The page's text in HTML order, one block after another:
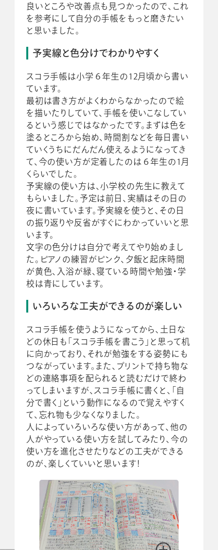
良いところや改善点も見つかったので、これ
を参考にして自分の手帳をもっと磨きたい
と思いました。
予実線と色分けでわかりやすく
スコラ手帳は小学６年生の12月頃から書い
ています。
最初は書き方がよくわからなかったので絵
を描いたりしていて、手帳を使いこなしてい
るという感じではなかったです。まずは色を
塗るところから始め、時間割などを毎日書い
ていくうちにだんだん使えるようになってき
て、今の使い方が定着したのは６年生の1月
くらいでした。
予実線の使い方は、小学校の先生に教えて
もらいました。予定は前日、実績はその日の
夜に書いています。予実線を使うと、その日
の振り返りや反省がすぐにわかっていいと思
います。
文字の色分けは自分で考えてやり始めまし
た。ピアノの練習がピンク、夕飯と起床時間
が黄色、入浴が緑、寝ている時間や勉強・学
校は青にしています。
いろいろな工夫ができるのが楽しい
スコラ手帳を使うようになってから、土日な
どの休日も「スコラ手帳を書こう」と思って机
に向かっており、それが勉強をする姿勢にも
つながっています。また、プリントで持ち物な
どの連絡事項を配られると読むだけで終わ
ってしまいますが、スコラ手帳に書くと、「自
分で書く」という動作になるので覚えやすく
て、忘れ物も少なくなりました。
人によっていろいろな使い方があって、他の
人がやっている使い方を試してみたり、今の
使い方を進化させたりなどの工夫ができる
のが、楽しくていいと思います！